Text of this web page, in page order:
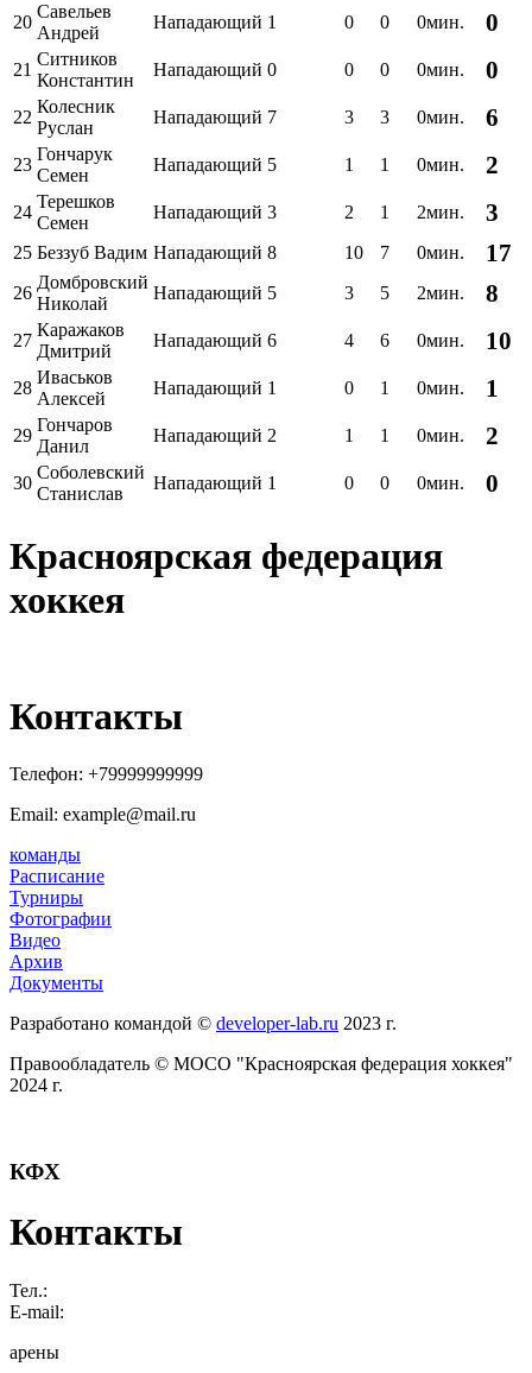
20
Савельев
Андрей
Нападающий 1 0 0 0мин. 0
21
Ситников
Константин
Нападающий 0 0 0 0мин. 0
22
Колесник
Руслан
Нападающий 7 3 3 0мин. 6
23
Гончарук
Семен
Нападающий 5 1 1 0мин. 2
24
Терешков
Семен
Нападающий 3 2 1 2мин. 3
25 Беззуб Вадим Нападающий 8 10 7 0мин. 17
26
Домбровский
Николай
Нападающий 5 3 5 2мин. 8
27
Каражаков
Дмитрий
Нападающий 6 4 6 0мин. 10
28
Иваськов
Алексей
Нападающий 1 0 1 0мин. 1
29
Гончаров
Данил
Нападающий 2 1 1 0мин. 2
30
Соболевский
Станислав
Нападающий 1 0 0 0мин. 0
Красноярская федерация
хоккея
Контакты
Телефон: +79999999999
Email: example@mail.ru
команды
Расписание
Турниры
Фотографии
Видео
Архив
Документы
Разработано командой © developer-lab.ru 2023 г.
Правообладатель © МОСО "Красноярская федерация хоккея"
2024 г.
КФХ
Контакты
Тел.:
E-mail:
арены